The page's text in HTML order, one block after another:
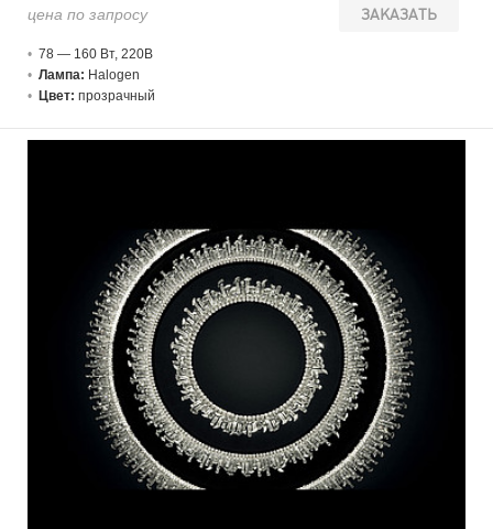
ЗАКАЗАТЬ
цена по запросу
78 — 160 Вт, 220В
Лампа: Halogen
Цвет: прозрачный